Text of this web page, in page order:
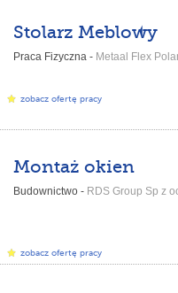
Stolarz Meblowy
Praca Fizyczna - Metaal Flex
zobacz ofertę pracy
Montaż okien
Budownictwo - RDS Group Sp z
zobacz ofertę pracy